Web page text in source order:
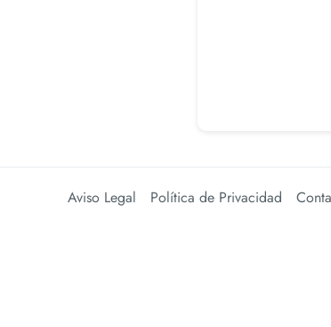
Aviso Legal Política de Privacidad